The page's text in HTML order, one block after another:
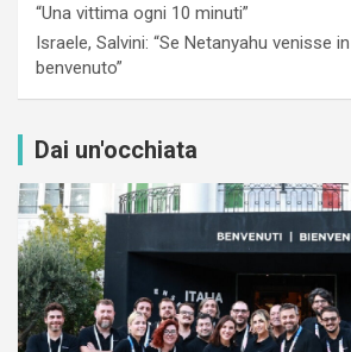
“Una vittima ogni 10 minuti”
Israele, Salvini: “Se Netanyahu venisse
benvenuto”
Dai un'occhiata